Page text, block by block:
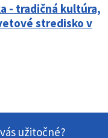
- tradičná kultúra,
stredisko v
užitočné?